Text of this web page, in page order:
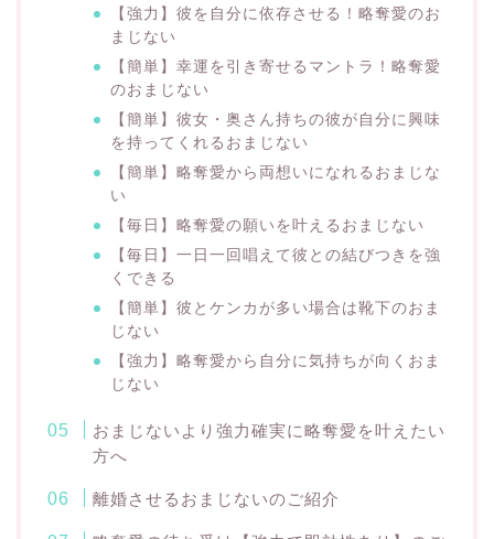
【強力】彼を自分に依存させる！略奪愛のお
まじない
【簡単】幸運を引き寄せるマントラ！略奪愛
のおまじない
【簡単】彼女・奥さん持ちの彼が自分に興味
を持ってくれるおまじない
【簡単】略奪愛から両想いになれるおまじな
い
【毎日】略奪愛の願いを叶えるおまじない
【毎日】一日一回唱えて彼との結びつきを強
くできる
【簡単】彼とケンカが多い場合は靴下のおま
じない
【強力】略奪愛から自分に気持ちが向くおま
じない
おまじないより強力確実に略奪愛を叶えたい
方へ
離婚させるおまじないのご紹介